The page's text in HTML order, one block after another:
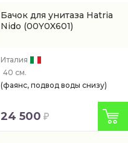
Бачок для унитаза Hatria
Nido (00Y0X601)
Италия
40 см.
(фаянс, подвод воды снизу)
24 500